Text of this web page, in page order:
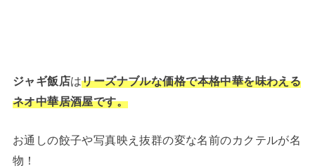
ジャギ飯店はリーズナブルな価格で本格中華を味わえる
ネオ中華居酒屋です。
お通しの餃子や写真映え抜群の変な名前のカクテルが名
物！